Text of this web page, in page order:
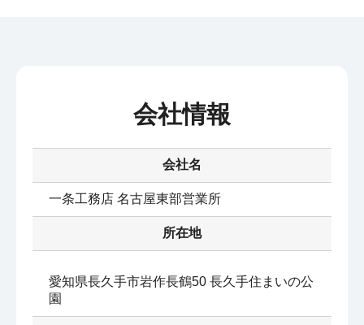
会社情報
会社名
一条工務店 名古屋東部営業所
所在地
愛知県長久手市岩作長鶴50 長久手住まいの公
園